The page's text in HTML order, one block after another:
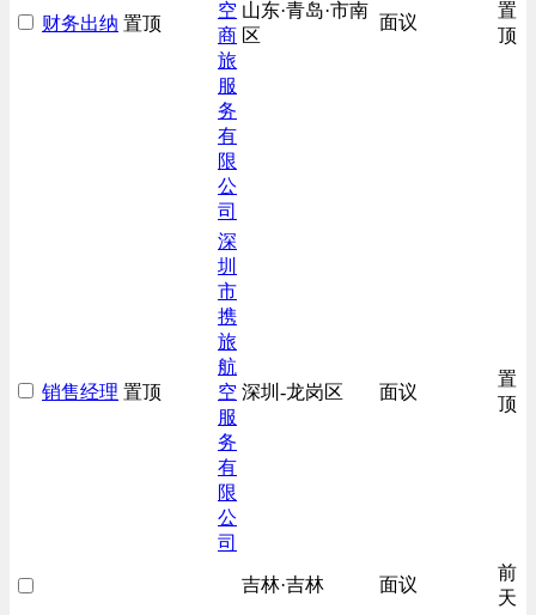
财务出纳 置顶
空
商
旅
服
务
有
限
公
司
山东·青岛·市南
区
面议
置
顶
销售经理 置顶
深
圳
市
携
旅
航
空
服
务
有
限
公
司
深圳-龙岗区 面议
置
顶
吉林·吉林 面议
前
天